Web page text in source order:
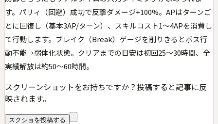
す。パリィ（回避）成功で反撃ダメージ+100%。APはターンご
とに回復し（基本3AP/ターン）、スキルコスト1〜4APを消費し
て行動します。ブレイク（Break）ゲージを削りきるとボス行
動不能→弱体化状態。クリアまでの目安は初回25〜30時間、全
実績解放は約50〜60時間。
スクリーンショットをお持ちですか？投稿すると記事に反
映されます。
スクショを投稿する